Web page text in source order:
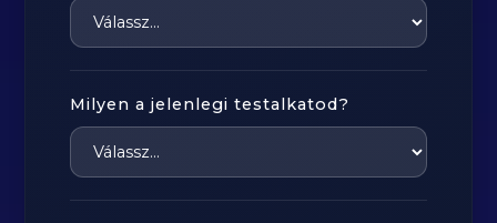
Milyen a jelenlegi testalkatod?